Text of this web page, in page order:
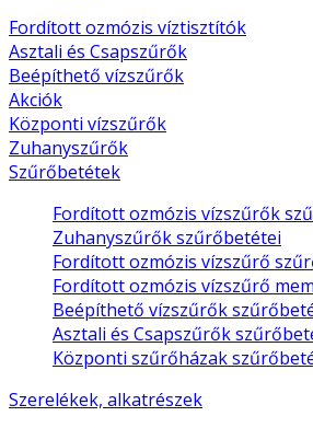
Fordított ozmózis víztisztítók
Asztali és Csapszűrők
Beépíthető vízszűrők
Akciók
Központi vízszűrők
Zuhanyszűrők
Szűrőbetétek
Fordított ozmózis vízszűrők
Zuhanyszűrők szűrőbetétei
Fordított ozmózis vízszűrő
Fordított ozmózis vízszűrő
Beépíthető vízszűrők
Asztali és Csapszűrők
Központi szűrőházak
Szerelékek, alkatrészek